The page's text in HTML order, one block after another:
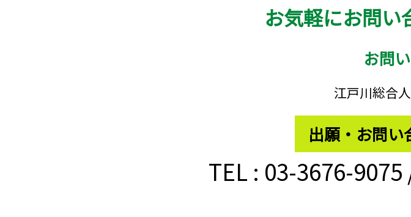
お気軽にお問い
お問
江戸川総合
出願・お問い
TEL : 03-3676-9075